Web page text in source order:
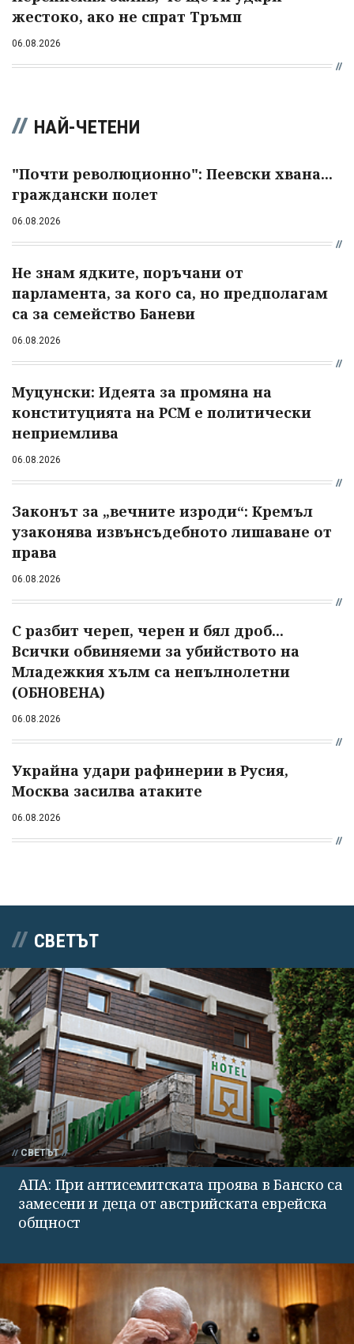
жестоко, ако не спрат Тръмп
06.08.2026
НАЙ-ЧЕТЕНИ
"Почти революционно": Пеевски хвана...
граждански полет
06.08.2026
Не знам ядките, поръчани от
парламента, за кого са, но предполагам
са за семейство Баневи
06.08.2026
Муцунски: Идеята за промяна на
конституцията на РСМ е политически
неприемлива
06.08.2026
Законът за „вечните изроди“: Кремъл
узаконява извънсъдебното лишаване от
права
06.08.2026
С разбит череп, черен и бял дроб...
Всички обвиняеми за убийството на
Младежкия хълм са непълнолетни
(ОБНОВЕНА)
06.08.2026
Украйна удари рафинерии в Русия,
Москва засилва атаките
06.08.2026
СВЕТЪТ
СВЕТЪТ
АПА: При антисемитската проява в Банско са
замесени и деца от австрийската еврейска
общност